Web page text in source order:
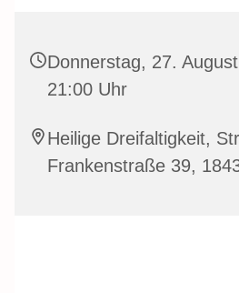
Donnerstag, 27.
21:00 Uhr
Heilige Dreifaltigkeit,
Frankenstraße 39,